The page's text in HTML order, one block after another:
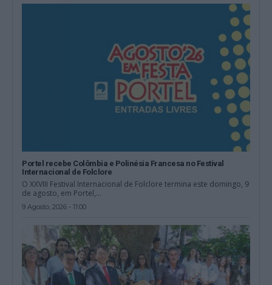
Portel recebe Colômbia e Polinésia Francesa no Festival
Internacional de Folclore
O XXVIII Festival Internacional de Folclore termina este domingo, 9
de agosto, em Portel,...
9 Agosto, 2026 - 11:00